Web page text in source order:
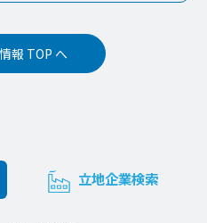
報 TOP へ
立地企業検索